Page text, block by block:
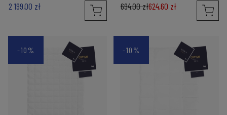
2 199,00 zł 694,00 zł624,60 zł
-10% -10%